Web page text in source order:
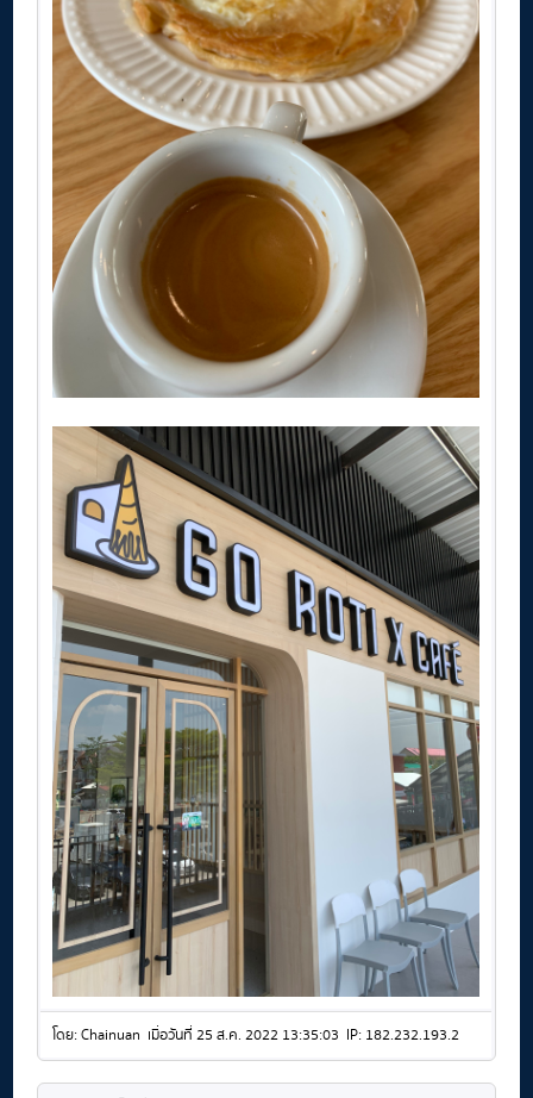
โดย: Chainuan เมื่อวันที่ 25 ส.ค. 2022 13:35:03 IP: 182.232.193.2